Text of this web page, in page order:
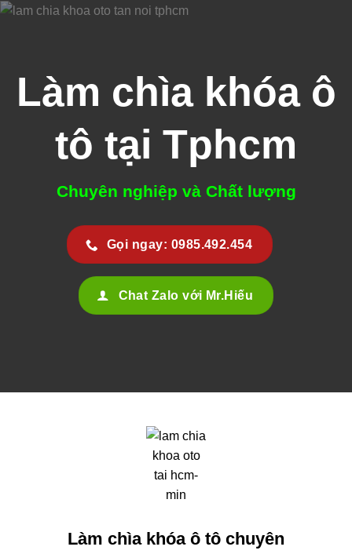
Bỏ
Làm chìa khóa ô
tô tại Tphcm
Chuyên nghiệp và Chất lượng
Gọi ngay: 0985.492.454
Chat Zalo với Mr.Hiếu
Làm chìa khóa ô tô chuyên